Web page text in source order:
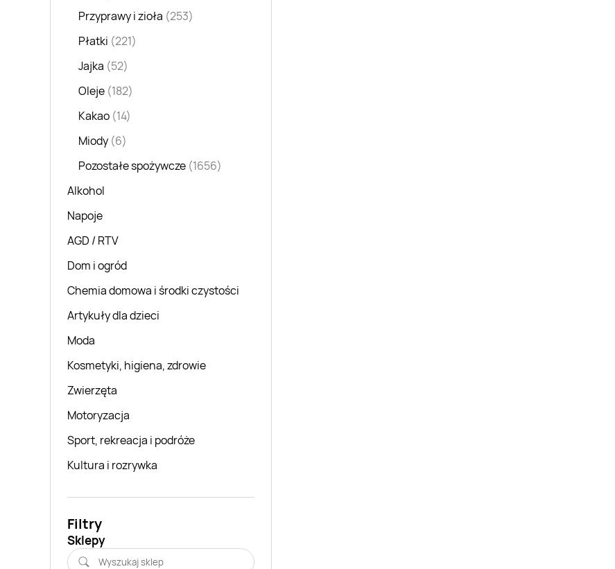
Przyprawy i zioła (253)
Płatki (221)
Jajka (52)
Oleje (182)
Kakao (14)
Miody (6)
Pozostałe spożywcze (1656)
Alkohol
Napoje
AGD / RTV
Dom i ogród
Chemia domowa i środki czystości
Artykuły dla dzieci
Moda
Kosmetyki, higiena, zdrowie
Zwierzęta
Motoryzacja
Sport, rekreacja i podróże
Kultura i rozrywka
Filtry
Sklepy